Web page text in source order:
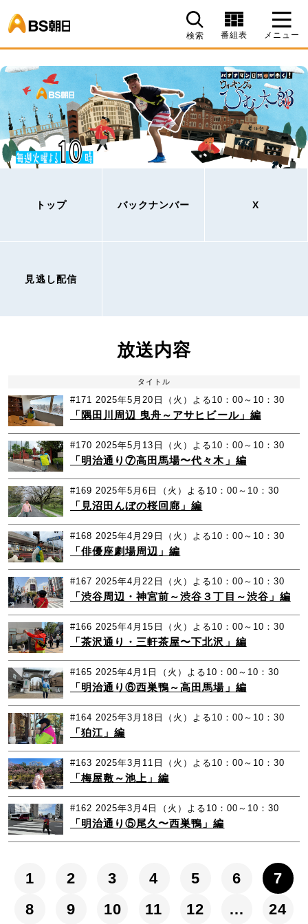
検索 番組表 メニュー
トップ バックナンバー X
見逃し配信
放送内容
タイトル
#171 2025年5月20日（火）よる10：00～10：30
「隅田川周辺 曳舟～アサヒビール」編
#170 2025年5月13日（火）よる10：00～10：30
「明治通り⑦高田馬場〜代々木」編
#169 2025年5月6日（火）よる10：00～10：30
「見沼田んぼの桜回廊」編
#168 2025年4月29日（火）よる10：00～10：30
「俳優座劇場周辺」編
#167 2025年4月22日（火）よる10：00～10：30
「渋谷周辺・神宮前～渋谷３丁目～渋谷」編
#166 2025年4月15日（火）よる10：00～10：30
「茶沢通り・三軒茶屋〜下北沢」編
#165 2025年4月1日（火）よる10：00～10：30
「明治通り⑥西巣鴨～高田馬場」編
#164 2025年3月18日（火）よる10：00～10：30
「狛江」編
#163 2025年3月11日（火）よる10：00～10：30
「梅屋敷～池上」編
#162 2025年3月4日（火）よる10：00～10：30
「明治通り⑤尾久〜西巣鴨」編
1 2 3 4 5 6
7
8
9 10 11 12 … 24